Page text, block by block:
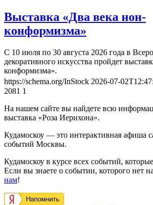
Выставка «Два века нон-
конформизма»
С 10 июля по 30 августа 2026 года в
декоративного искусства пройдет
конформизма».
https://schema.org/InStock 2026-07-
2081 1
На нашем сайте вы найдете всю
выставка «Роза Иерихона».
Кудамоскоу — это интерактивная афиша
событий Москвы.
Кудамоскоу в курсе всех событий,
Если вы знаете о событии, которого нет
нам!
Напомнить